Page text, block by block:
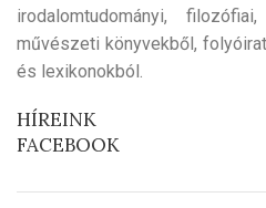
irodalomtudományi,
művészeti könyvekből,
és lexikonokból.
HÍREINK
FACEBOOK